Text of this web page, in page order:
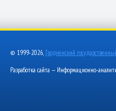
© 1999-2026, Гродненский
Разработка сайта — Информационно-